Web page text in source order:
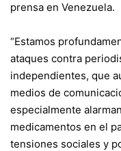
prensa en Venezuela.
“Estamos
ataques contra
independientes, que
medios de
especialmente
medicamentos en el
tensiones sociales y